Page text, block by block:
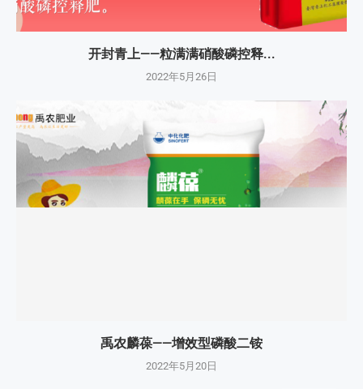
开封青上——粒满满硝酸磷控释...
2022年5月26日
禹农麟葆——增效型磷酸二铵
2022年5月20日